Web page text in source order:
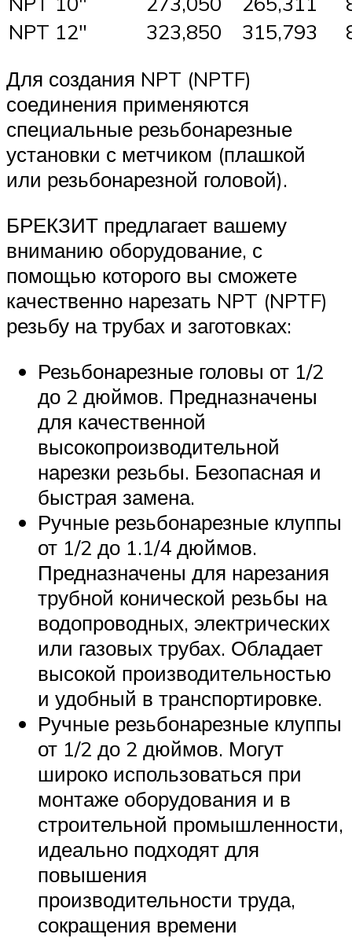
NPT 12″
323,850 315,793
Для создания NPT (NPTF)
соединения применяются
специальные резьбонарезные
установки с метчиком (плашкой
или резьбонарезной головой).
БРЕКЗИТ предлагает вашему
вниманию оборудование, с
помощью которого вы сможете
качественно нарезать NPT (NPTF)
резьбу на трубах и заготовках:
Резьбонарезные головы от 1/2
до 2 дюймов. Предназначены
для качественной
высокопроизводительной
нарезки резьбы. Безопасная и
быстрая замена.
Ручные резьбонарезные клуппы
от 1/2 до 1.1/4 дюймов.
Предназначены для нарезания
трубной конической резьбы на
водопроводных, электрических
или газовых трубах. Обладает
высокой производительностью
и удобный в транспортировке.
Ручные резьбонарезные клуппы
от 1/2 до 2 дюймов. Могут
широко использоваться при
монтаже оборудования и в
строительной промышленности,
идеально подходят для
повышения
производительности труда,
сокращения времени